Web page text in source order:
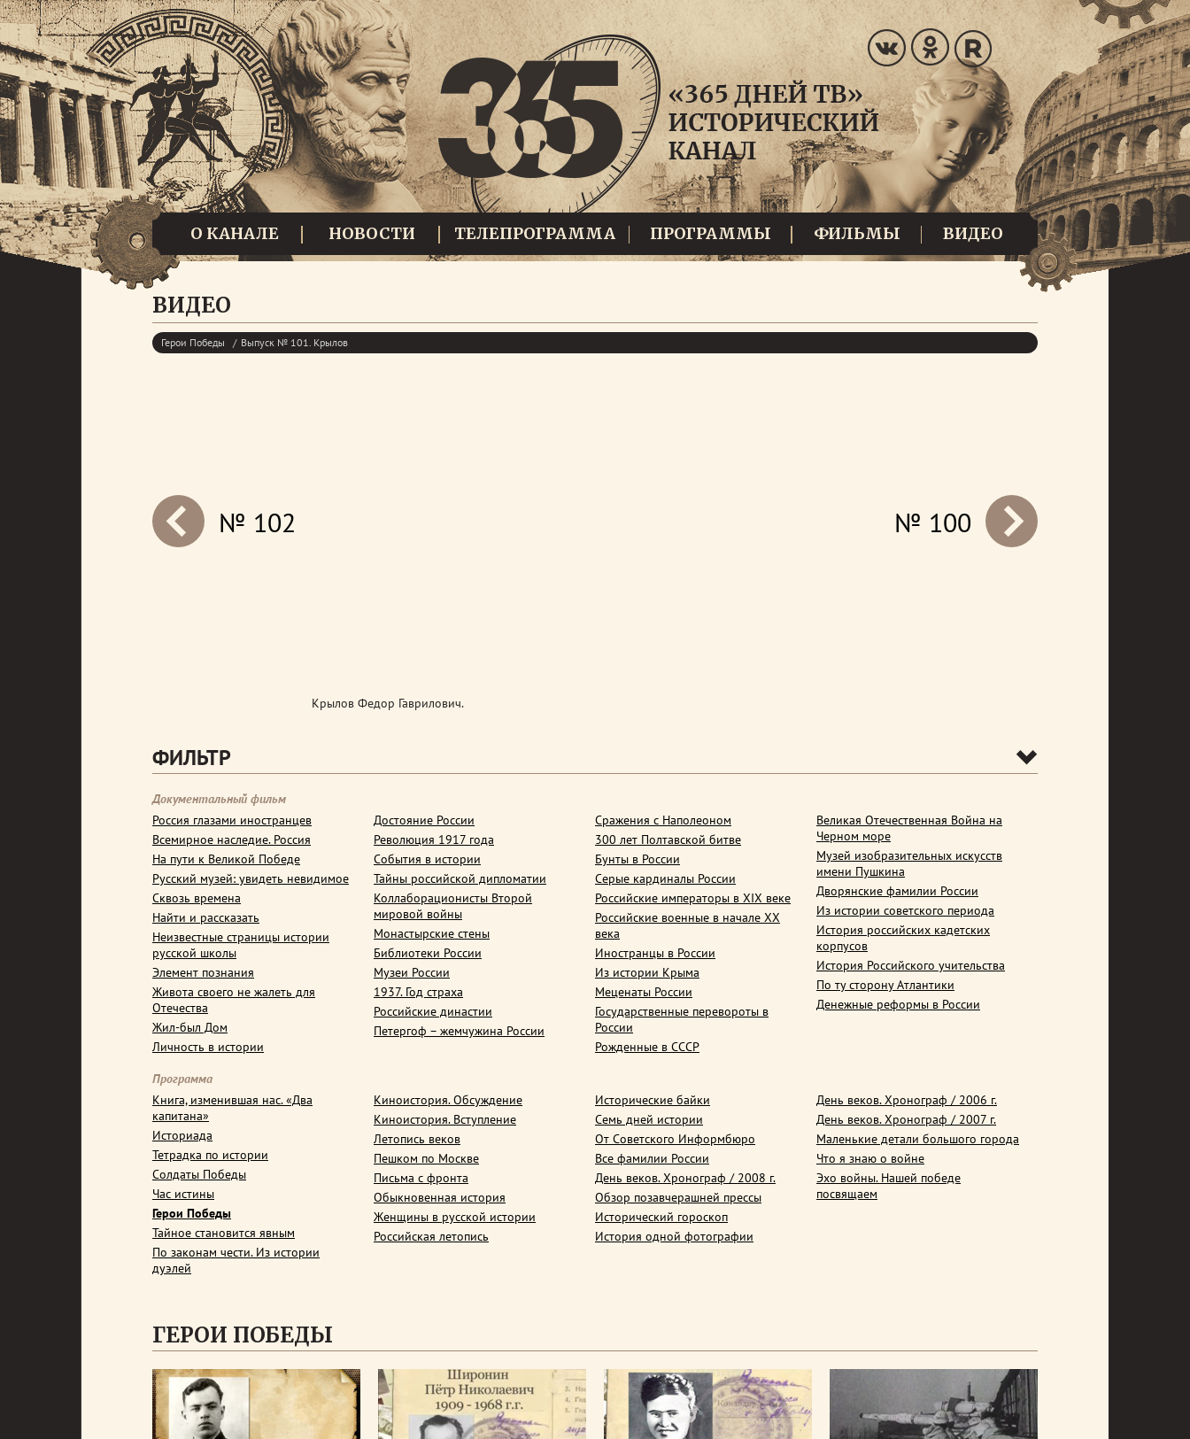
О КАНАЛЕ НОВОСТИ ТЕЛЕПРОГРАММА ПРОГРАММЫ ФИЛЬМЫ ВИДЕО
ВИДЕО
Герои Победы Выпуск № 101. Крылов
prev
next № 100
№ 102
Крылов Федор Гаврилович.
ФИЛЬТР
Документальный фильм
Россия глазами иностранцев
Всемирное наследие. Россия
На пути к Великой Победе
Русский музей: увидеть невидимое
Сквозь времена
Найти и рассказать
Неизвестные страницы истории
русской школы
Элемент познания
Живота своего не жалеть для
Отечества
Жил-был Дом
Личность в истории
Достояние России
Революция 1917 года
События в истории
Тайны российской дипломатии
Коллаборационисты Второй
мировой войны
Монастырские стены
Библиотеки России
Музеи России
1937. Год страха
Российские династии
Петергоф – жемчужина России
Сражения с Наполеоном
300 лет Полтавской битве
Бунты в России
Серые кардиналы России
Российские императоры в XIX веке
Российские военные в начале ХХ
века
Иностранцы в России
Из истории Крыма
Меценаты России
Государственные перевороты в
России
Рожденные в СССР
Великая Отечественная Война на
Черном море
Музей изобразительных искусств
имени Пушкина
Дворянские фамилии России
Из истории советского периода
История российских кадетских
корпусов
История Российского учительства
По ту сторону Атлантики
Денежные реформы в России
Программа
Книга, изменившая нас. «Два
капитана»
Историада
Тетрадка по истории
Солдаты Победы
Час истины
Герои Победы
Тайное становится явным
По законам чести. Из истории
дуэлей
Киноистория. Обсуждение
Киноистория. Вступление
Летопись веков
Пешком по Москве
Письма с фронта
Обыкновенная история
Женщины в русской истории
Российская летопись
Исторические байки
Семь дней истории
От Советского Информбюро
Все фамилии России
День веков. Хронограф / 2008 г.
Обзор позавчерашней прессы
Исторический гороскоп
История одной фотографии
День веков. Хронограф / 2006 г.
День веков. Хронограф / 2007 г.
Маленькие детали большого города
Что я знаю о войне
Эхо войны. Нашей победе
посвящаем
ГЕРОИ ПОБЕДЫ